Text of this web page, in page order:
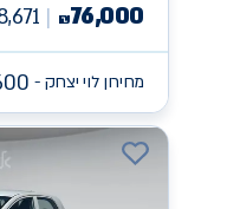
₪76,000
מחירון לוי יצחק -